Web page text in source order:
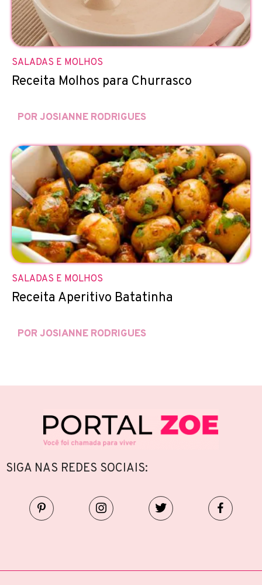
SALADAS E MOLHOS
Receita Molhos para Churrasco
POR JOSIANNE RODRIGUES
SALADAS E MOLHOS
Receita Aperitivo Batatinha
POR JOSIANNE RODRIGUES
SIGA NAS REDES SOCIAIS: